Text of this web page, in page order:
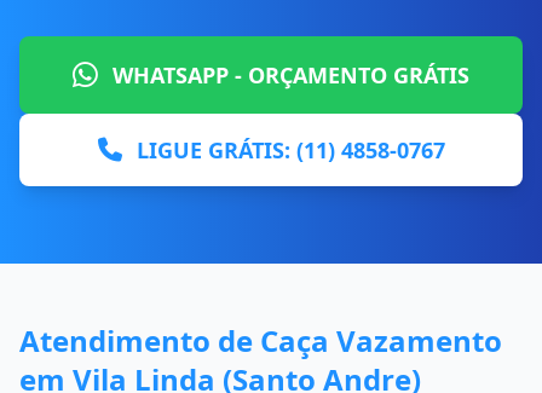
WHATSAPP - ORÇAMENTO GRÁTIS
LIGUE GRÁTIS: (11) 4858-0767
Atendimento de Caça Vazamento
em Vila Linda (Santo Andre)